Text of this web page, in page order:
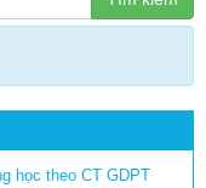
học theo CT GDPT